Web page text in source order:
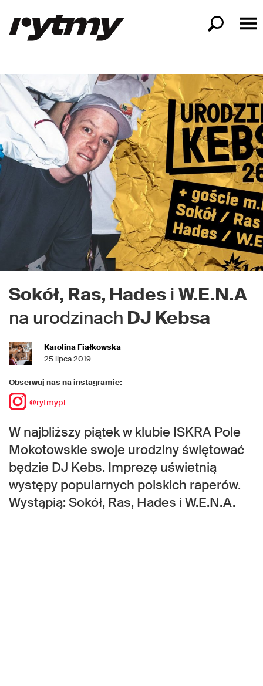
Sokół, Ras, Hades i W.E.N.A
na urodzinach DJ Kebsa
Karolina Fiałkowska
25 lipca 2019
Obserwuj nas na instagramie:
@rytmypl
W najbliższy piątek w klubie ISKRA Pole
Mokotowskie swoje urodziny świętować
będzie DJ Kebs. Imprezę uświetnią
występy popularnych polskich raperów.
Wystąpią: Sokół, Ras, Hades i W.E.N.A.